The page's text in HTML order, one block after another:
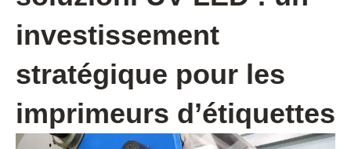
investissement
stratégique pour les
imprimeurs d’étiquettes